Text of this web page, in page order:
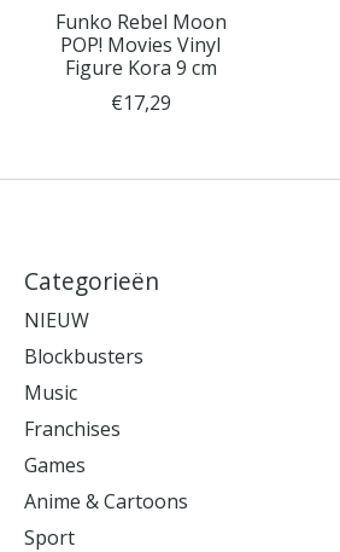
Funko Rebel Moon
POP! Movies Vinyl
Figure Kora 9 cm
€17,29
Categorieën
NIEUW
Blockbusters
Music
Franchises
Games
Anime & Cartoons
Sport